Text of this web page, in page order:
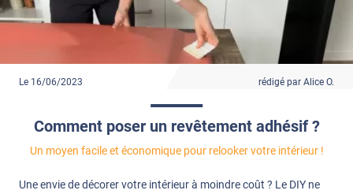
Le 16/06/2023 rédigé par Alice O.
Comment poser un revêtement adhésif ?
Un moyen facile et économique pour relooker votre intérieur !
Une envie de décorer votre intérieur à moindre coût ? Le DIY ne